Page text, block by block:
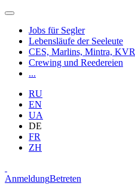
Jobs für Segler
Lebensläufe der Seeleute
CES, Marlins, Mintra, KVR
Crewing und Reedereien
...
RU
EN
UA
DE
FR
ZH
AnmeldungBetreten